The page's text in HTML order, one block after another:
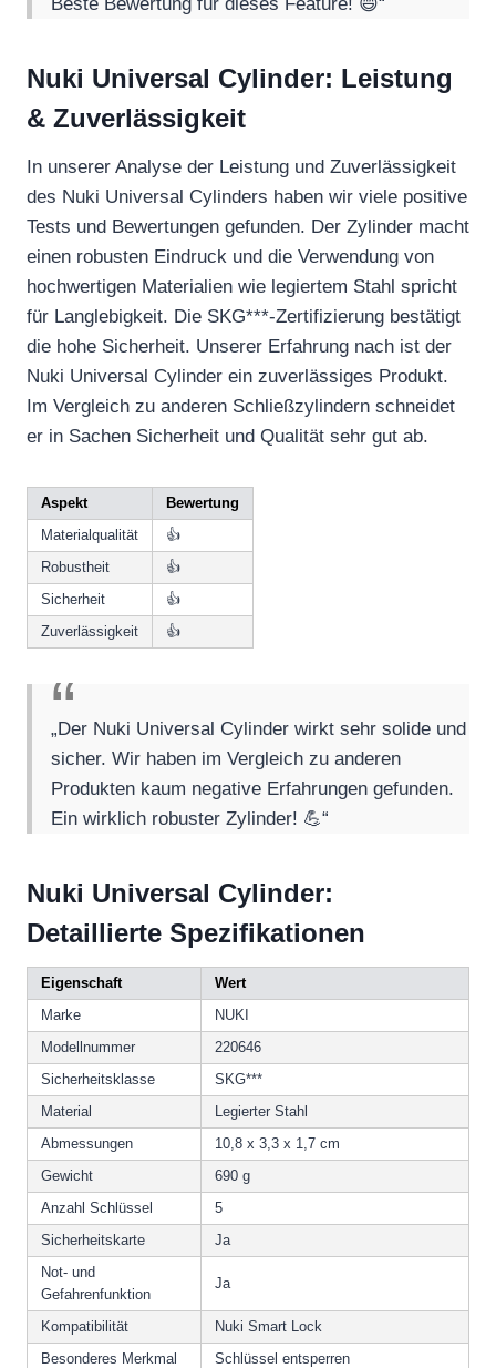
Nuki Universal Cylinder: Leistung
& Zuverlässigkeit
In unserer Analyse der Leistung und Zuverlässigkeit
des Nuki Universal Cylinders haben wir viele positive
Tests und Bewertungen gefunden. Der Zylinder macht
einen robusten Eindruck und die Verwendung von
hochwertigen Materialien wie legiertem Stahl spricht
für Langlebigkeit. Die SKG***-Zertifizierung bestätigt
die hohe Sicherheit. Unserer Erfahrung nach ist der
Nuki Universal Cylinder ein zuverlässiges Produkt.
Im Vergleich zu anderen Schließzylindern schneidet
er in Sachen Sicherheit und Qualität sehr gut ab.
Aspekt
Bewertung
Materialqualität
👍
Robustheit
👍
Sicherheit
👍
Zuverlässigkeit
👍
„Der Nuki Universal Cylinder wirkt sehr solide und
sicher. Wir haben im Vergleich zu anderen
Produkten kaum negative Erfahrungen gefunden.
Ein wirklich robuster Zylinder! 💪“
Nuki Universal Cylinder:
Detaillierte Spezifikationen
Eigenschaft
Wert
Marke
NUKI
Modellnummer
220646
Sicherheitsklasse
SKG***
Material
Legierter Stahl
Abmessungen
10,8 x 3,3 x 1,7 cm
Gewicht
690 g
Anzahl Schlüssel
5
Sicherheitskarte
Ja
Not- und
Gefahrenfunktion
Ja
Kompatibilität
Nuki Smart Lock
Besonderes Merkmal
Schlüssel entsperren